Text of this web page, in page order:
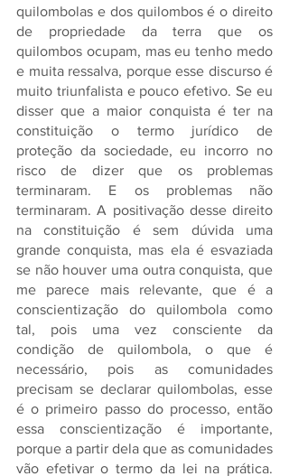
quilombolas e dos quilombos é o direito
de propriedade da terra que os
quilombos ocupam, mas eu tenho medo
e muita ressalva, porque esse discurso é
muito triunfalista e pouco efetivo. Se eu
disser que a maior conquista é ter na
constituição o termo jurídico de
proteção da sociedade, eu incorro no
risco de dizer que os problemas
terminaram. E os problemas não
terminaram. A positivação desse direito
na constituição é sem dúvida uma
grande conquista, mas ela é esvaziada
se não houver uma outra conquista, que
me parece mais relevante, que é a
conscientização do quilombola como
tal, pois uma vez consciente da
condição de quilombola, o que é
necessário, pois as comunidades
precisam se declarar quilombolas, esse
é o primeiro passo do processo, então
essa conscientização é importante,
porque a partir dela que as comunidades
vão efetivar o termo da lei na prática.